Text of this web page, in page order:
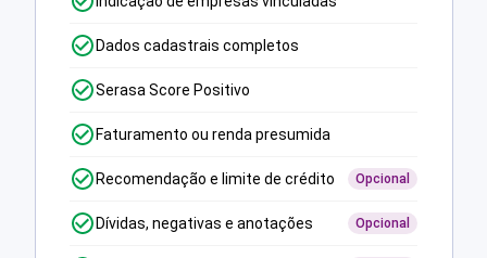
Dados cadastrais completos
Serasa Score Positivo
Faturamento ou renda presumida
Recomendação e limite de crédito Opcional
Dívidas, negativas e anotações Opcional